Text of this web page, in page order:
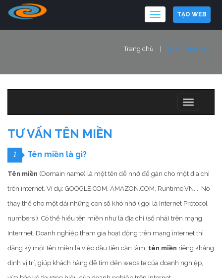
TẠO WEB
Trang chủ Tư vấn tên miền
TƯ VẤN TÊN MIỀN
1 Tên miền là gì?
Tên miền (Domain name) là một tên dễ nhớ để gán cho một địa chỉ
trên internet. Ví dụ: GOOGLE.COM, AMAZON.COM, Runtime.VN.... Nó
thay thế cho một dải những con số khó nhớ ( gọi là Internet Protocol
numbers ). Có thể hiểu tên miền như là địa chỉ (số nhà) trên mạng
Interrnet. Doanh nghiệp tham gia hoạt động trên mạng internet thì
đăng ký một tên miền là việc đầu tiên cần làm, tên miền riêng khẳng
định vị trí, giúp khách hàng dễ tìm đến website của doanh nghiệp,